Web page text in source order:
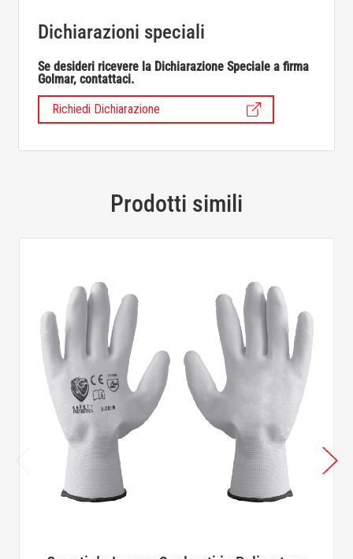
Dichiarazioni speciali
Se desideri ricevere la Dichiarazione Speciale a firma
Golmar, contattaci.
Richiedi Dichiarazione
Prodotti simili